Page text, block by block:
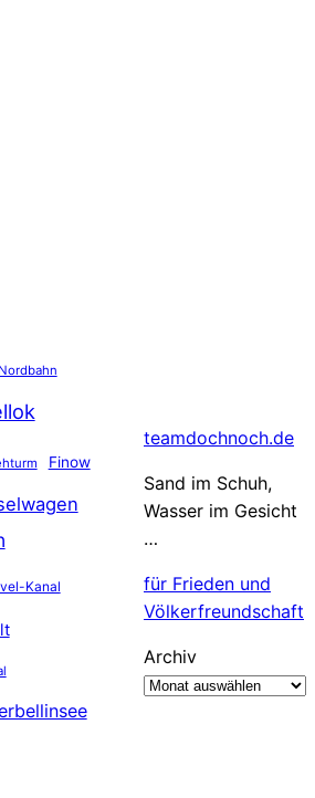
Finow
Kanal
teamdochnoch.de
Sand im Schuh,
Wasser im Gesicht
…
für Frieden und
Völkerfreundschaft
Archiv